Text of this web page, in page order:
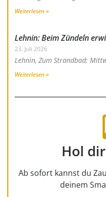
Weiterlesen »
Lehnin: Beim Zündeln
23. Juli 2026
Lehnin, Zum Strandbad;
Weiterlesen »
Hol
Ab sofort kannst du
deinem